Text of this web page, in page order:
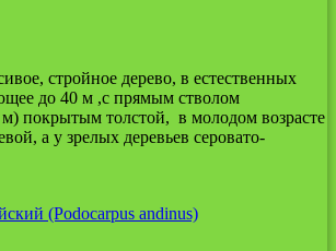
стройное дерево, в естественных
до 40 м ,с прямым стволом
покрытым толстой, в молодом возрасте
а у зрелых деревьев серовато-
(Podocarpus andinus)